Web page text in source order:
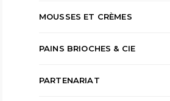
MOUSSES ET CRÈMES
PAINS BRIOCHES & CIE
PARTENARIAT